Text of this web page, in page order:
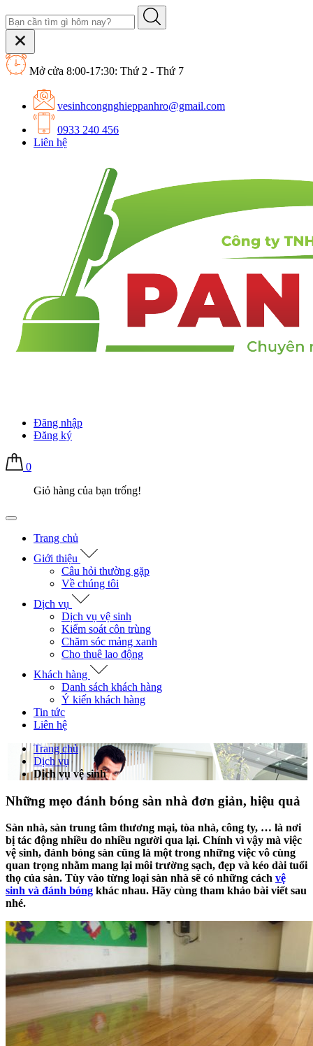
Mở cửa 8:00-17:30: Thứ 2 - Thứ 7
vesinhcongnghieppanhro@gmail.com
0933 240 456
Liên hệ
Đăng nhập
Đăng ký
0
Giỏ hàng của bạn trống!
Trang chủ
Giới thiệu
Câu hỏi thường gặp
Về chúng tôi
Dịch vụ
Dịch vụ vệ sinh
Kiểm soát côn trùng
Chăm sóc mảng xanh
Cho thuê lao động
Khách hàng
Danh sách khách hàng
Ý kiến khách hàng
Tin tức
Liên hệ
Trang chủ
Dịch vụ
Dịch vụ vệ sinh
Những mẹo đánh bóng sàn nhà đơn giản, hiệu quả
Sàn nhà, sàn trung tâm thương mại, tòa nhà, công ty, … là nơi
bị tác động nhiều do nhiều người qua lại. Chính vì vậy mà việc
vệ sinh, đánh bóng sàn cũng là một trong những việc vô cùng
quan trọng nhằm mang lại môi trường sạch, đẹp và kéo dài tuổi
thọ của sàn. Tùy vào từng loại sàn nhà sẽ có những cách vệ
sinh và đánh bóng khác nhau. Hãy cùng tham khảo bài viết sau
nhé.